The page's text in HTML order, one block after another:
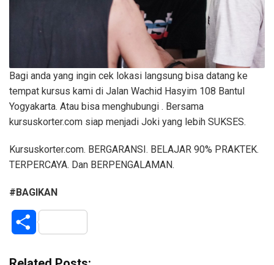
Bagi anda yang ingin cek lokasi langsung bisa datang ke
tempat kursus kami di Jalan Wachid Hasyim 108 Bantul
Yogyakarta. Atau bisa menghubungi . Bersama
kursuskorter.com siap menjadi Joki yang lebih SUKSES.
Kursuskorter.com. BERGARANSI. BELAJAR 90% PRAKTEK.
TERPERCAYA. Dan BERPENGALAMAN.
#BAGIKAN
S